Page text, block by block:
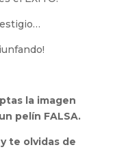
la imagen
pelín FALSA.
te olvidas de